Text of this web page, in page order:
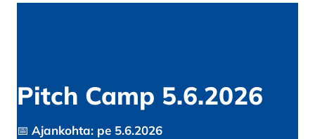
Pitch Camp 5.6.2026
📅 Ajankohta: pe 5.6.2026